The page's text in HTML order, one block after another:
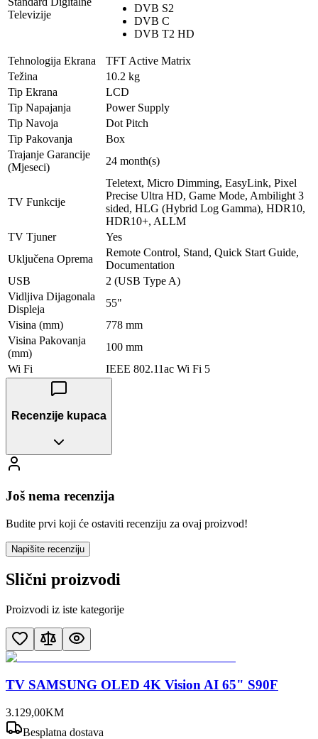
Televizije
DVB S2
DVB C
DVB T2 HD
Tehnologija Ekrana
TFT Active Matrix
Težina
10.2 kg
Tip Ekrana
LCD
Tip Napajanja
Power Supply
Tip Navoja
Dot Pitch
Tip Pakovanja
Box
Trajanje Garancije
(Mjeseci)
24 month(s)
TV Funkcije
Teletext, Micro Dimming, EasyLink, Pixel
Precise Ultra HD, Game Mode, Ambilight 3
sided, HLG (Hybrid Log Gamma), HDR10,
HDR10+, ALLM
TV Tjuner
Yes
Uključena Oprema
Remote Control, Stand, Quick Start Guide,
Documentation
USB
2 (USB Type A)
Vidljiva Dijagonala
Displeja
55"
Visina (mm)
778 mm
Visina Pakovanja
(mm)
100 mm
Wi Fi
IEEE 802.11ac Wi Fi 5
Recenzije kupaca
Još nema recenzija
Budite prvi koji će ostaviti recenziju za ovaj proizvod!
Napišite recenziju
Slični proizvodi
Proizvodi iz iste kategorije
TV SAMSUNG OLED 4K Vision AI 65" S90F
3.129,00KM
Besplatna dostava